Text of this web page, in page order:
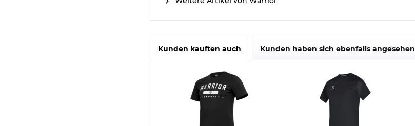
Kunden kauften auch Kunden haben sich ebenfalls angesehen